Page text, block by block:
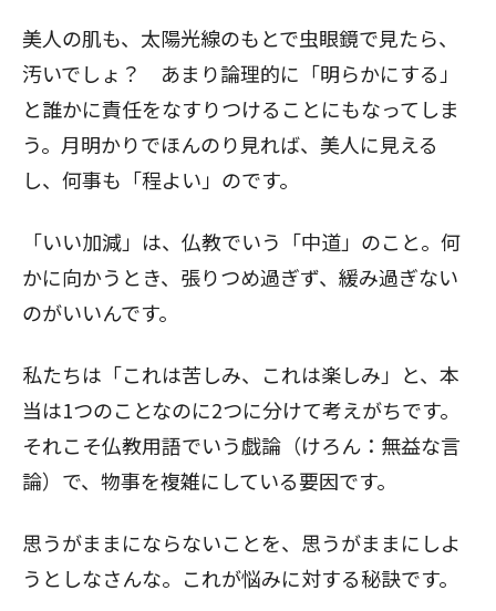
美人の肌も、太陽光線のもとで虫眼鏡で見たら、
汚いでしょ？ あまり論理的に「明らかにする」
と誰かに責任をなすりつけることにもなってしま
う。月明かりでほんのり見れば、美人に見える
し、何事も「程よい」のです。
「いい加減」は、仏教でいう「中道」のこと。何
かに向かうとき、張りつめ過ぎず、緩み過ぎない
のがいいんです。
私たちは「これは苦しみ、これは楽しみ」と、本
当は1つのことなのに2つに分けて考えがちです。
それこそ仏教用語でいう戯論（けろん：無益な言
論）で、物事を複雑にしている要因です。
思うがままにならないことを、思うがままにしよ
うとしなさんな。これが悩みに対する秘訣です。